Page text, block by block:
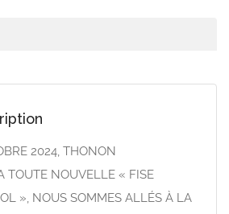
2024, THONON
TOUTE NOUVELLE « FISE
», NOUS SOMMES ALLÉS À LA